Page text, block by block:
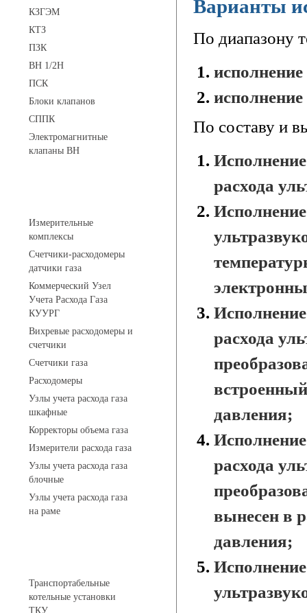
КЗГЭМ
КТЗ
ПЗК
ВН 1/2Н
ПСК
Блоки клапанов
СППК
Электромагнитные
клапаны ВН
Измерительные
комплексы
Счетчики-расходомеры
датчики газа
Коммерческий Узел
Учета Расхода Газа
КУУРГ
Вихревые расходомеры и
счетчики
Счетчики газа
Расходомеры
Узлы учета расхода газа
шкафные
Корректоры объема газа
Измерители расхода газа
Узлы учета расхода газа
блочные
Узлы учета расхода газа
на раме
Транспортабельные
котельные установки
ТКУ
Варианты
По диапазону
По составу и
расхода
расхода
давления;
расхода
вынесен в
давления;